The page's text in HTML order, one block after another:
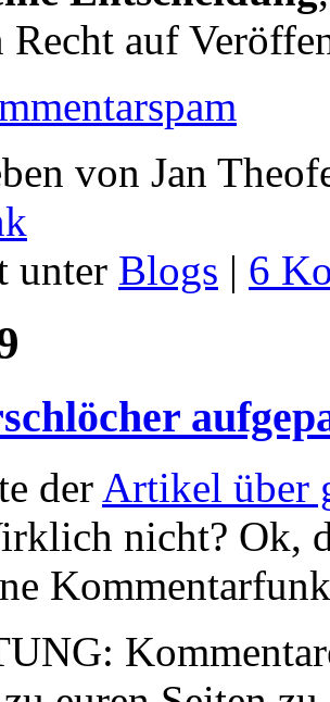
Recht auf
von Jan
unter Blogs | 6
der Artikel über
nicht? Ok,